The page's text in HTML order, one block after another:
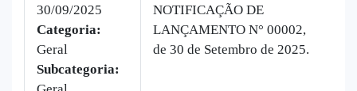
30/09/2025
Categoria:
Geral
Subcategoria:
NOTIFICAÇÃO DE
LANÇAMENTO N° 00002,
de 30 de Setembro de 2025.